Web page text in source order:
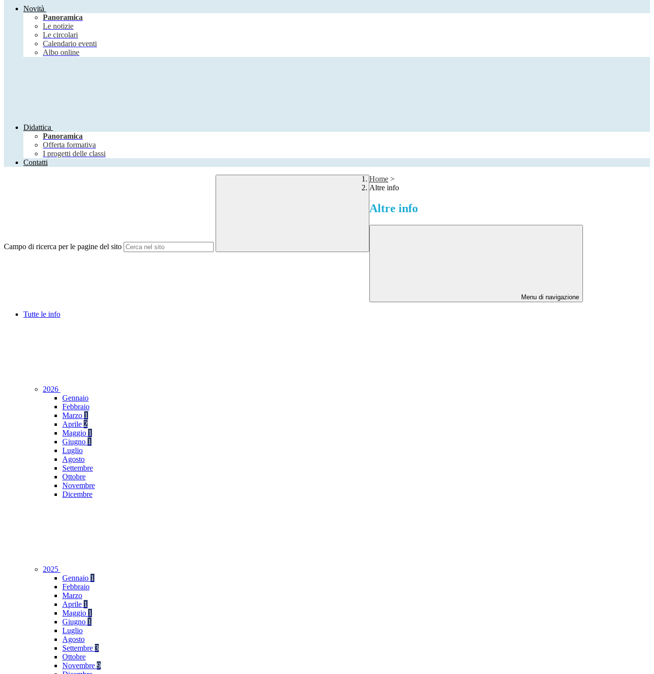
Novità
Panoramica
Le notizie
Le circolari
Calendario eventi
Albo online
Didattica
Panoramica
Offerta formativa
I progetti delle classi
Contatti
Campo di ricerca per le pagine del sito
Home >
Altre info
Altre info
Menu di navigazione
Tutte le info
2026
Gennaio
Febbraio
Marzo 1
Aprile 2
Maggio 1
Giugno 1
Luglio
Agosto
Settembre
Ottobre
Novembre
Dicembre
2025
Gennaio 1
Febbraio
Marzo
Aprile 1
Maggio 1
Giugno 1
Luglio
Agosto
Settembre 3
Ottobre
Novembre 9